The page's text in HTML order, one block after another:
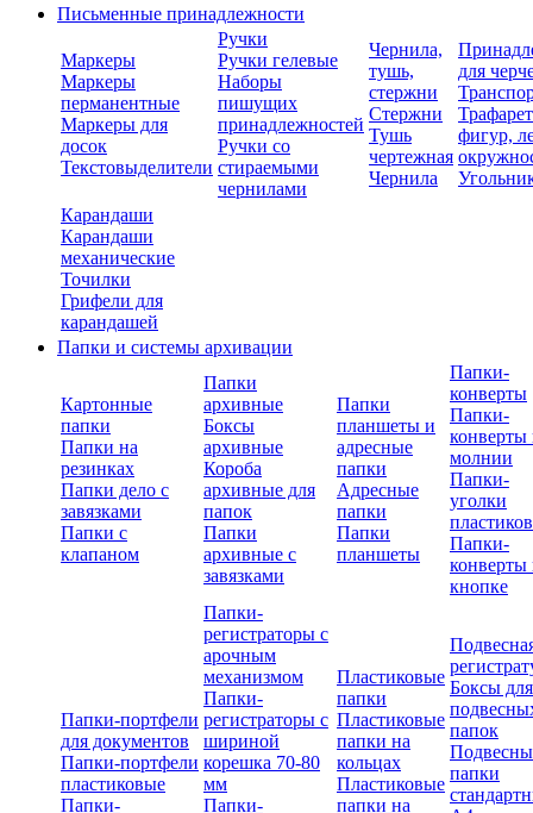
Письменные принадлежности
Маркеры
Маркеры
перманентные
Маркеры для
досок
Текстовыделители
Ручки
Ручки гелевые
Наборы
пишущих
принадлежностей
Ручки со
стираемыми
чернилами
Чернила,
тушь,
стержни
Стержни
Тушь
чертежная
Чернила
для
фигур,
Карандаши
Карандаши
механические
Точилки
Грифели для
карандашей
Папки и системы архивации
Картонные
папки
Папки на
резинках
Папки дело с
завязками
Папки с
клапаном
Папки
архивные
Боксы
архивные
Короба
архивные для
папок
Папки
архивные с
завязками
Папки
планшеты и
адресные
папки
Адресные
папки
Папки
планшеты
Папки-
конверты
Папки-
конверты
молнии
Папки-
уголки
Папки-
конверты
кнопке
Папки-портфели
для документов
Папки-портфели
пластиковые
Папки-
Папки-
регистраторы с
арочным
механизмом
Папки-
регистраторы с
шириной
корешка 70-80
мм
Папки-
Пластиковые
папки
Пластиковые
папки на
кольцах
Пластиковые
папки на
Боксы для
папок
папки